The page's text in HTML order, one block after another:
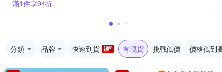
滿1件享94折
分類 品牌 快速到貨 有現貨 挑戰低價 價格低到